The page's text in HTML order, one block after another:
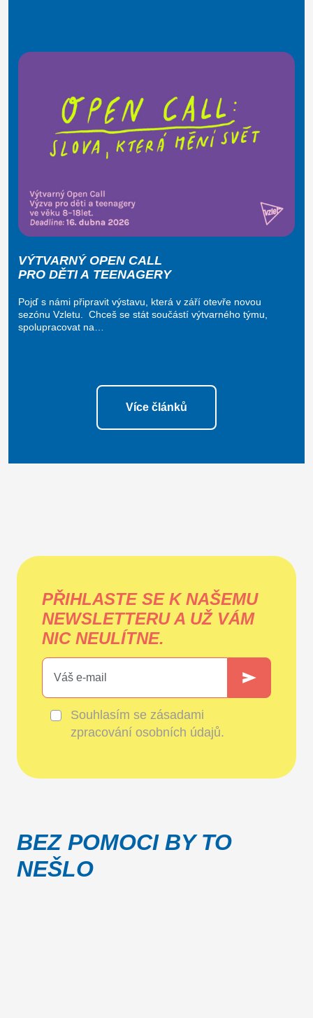
VÝTVARNÝ OPEN CALL
PRO DĚTI A TEENAGERY
Pojď s námi připravit výstavu, která v září otevře novou
sezónu Vzletu. Chceš se stát součástí výtvarného týmu,
spolupracovat na…
Více článků
PŘIHLASTE SE K NAŠEMU
NEWSLETTERU A UŽ VÁM
NIC NEULÍTNE.
Souhlasím se zásadami
zpracování osobních údajů.
BEZ POMOCI BY TO
NEŠLO